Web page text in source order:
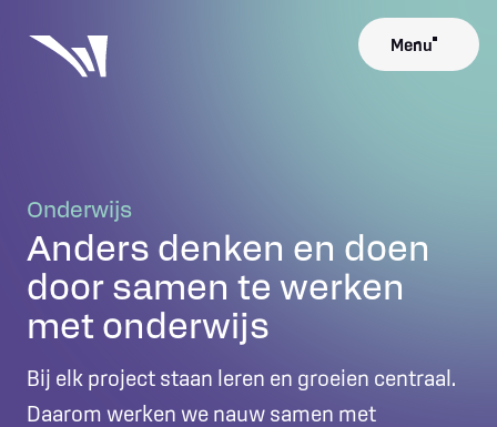
Menu
Onderwijs
Anders denken en doen
door samen te werken
met onderwijs
Bij elk project staan leren en groeien centraal.
Daarom werken we nauw samen met